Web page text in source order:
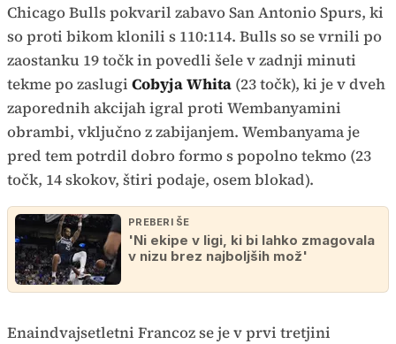
Chicago Bulls pokvaril zabavo San Antonio Spurs, ki
so proti bikom klonili s 110:114. Bulls so se vrnili po
zaostanku 19 točk in povedli šele v zadnji minuti
tekme po zaslugi Cobyja Whita (23 točk), ki je v dveh
zaporednih akcijah igral proti Wembanyamini
obrambi, vključno z zabijanjem. Wembanyama je
pred tem potrdil dobro formo s popolno tekmo (23
točk, 14 skokov, štiri podaje, osem blokad).
PREBERI ŠE
'Ni ekipe v ligi, ki bi lahko zmagovala
v nizu brez najboljših mož'
Enaindvajsetletni Francoz se je v prvi tretjini